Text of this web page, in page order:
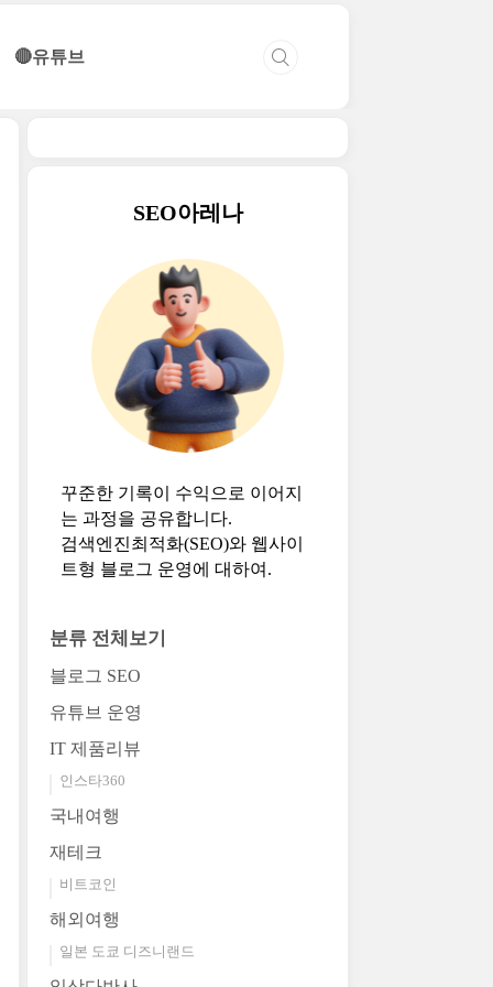
🔴유튜브
SEO아레나
꾸준한 기록이 수익으로 이어지
는 과정을 공유합니다.
검색엔진최적화(SEO)와 웹사이
트형 블로그 운영에 대하여.
분류 전체보기
블로그 SEO
유튜브 운영
IT 제품리뷰
인스타360
국내여행
재테크
비트코인
해외여행
일본 도쿄 디즈니랜드